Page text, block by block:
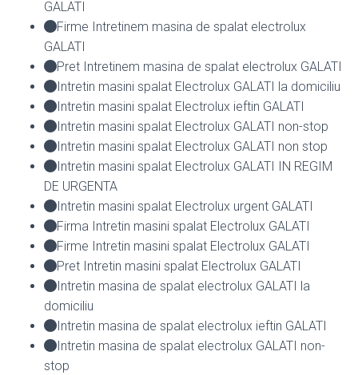
GALATI
Firme Intretinem masina de spalat electrolux
GALATI
Pret Intretinem masina de spalat electrolux GALATI
Intretin masini spalat Electrolux GALATI la domiciliu
Intretin masini spalat Electrolux ieftin GALATI
Intretin masini spalat Electrolux GALATI non-stop
Intretin masini spalat Electrolux GALATI non stop
Intretin masini spalat Electrolux GALATI IN REGIM
DE URGENTA
Intretin masini spalat Electrolux urgent GALATI
Firma Intretin masini spalat Electrolux GALATI
Firme Intretin masini spalat Electrolux GALATI
Pret Intretin masini spalat Electrolux GALATI
Intretin masina de spalat electrolux GALATI la
domiciliu
Intretin masina de spalat electrolux ieftin GALATI
Intretin masina de spalat electrolux GALATI non-
stop